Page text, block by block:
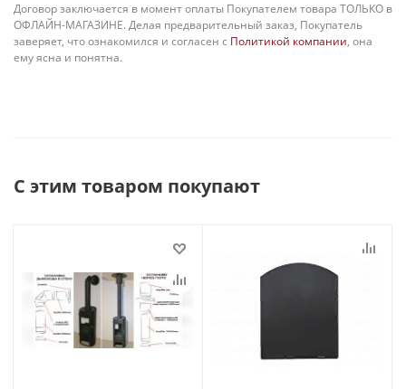
Договор заключается в момент оплаты Покупателем товара ТОЛЬКО в
ОФЛАЙН-МАГАЗИНЕ. Делая предварительный заказ, Покупатель
заверяет, что ознакомился и согласен с Политикой компании, она
ему ясна и понятна.
С этим товаром покупают